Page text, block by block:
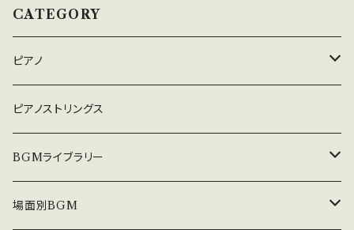
CATEGORY
ピアノ
癒しのピアノ
中北利男 夢シリーズ
５０８曲シリーズ
ピアノストリングス
BGMライブラリー
オルゴール
場面別BGM